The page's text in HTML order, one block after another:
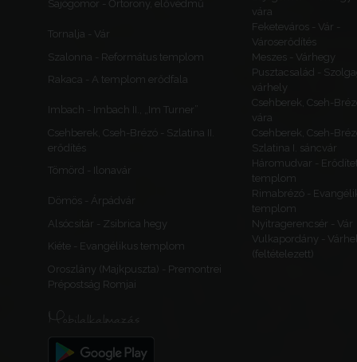
Sajógömör - Őrtorony, elővédmű
vára
Tornalja - Vár
Feketeváros - Vár -
Városerődítés
Szalonna - Református templom
Meszes - Várhegy
Rakaca - A templom erődfala
Pusztacsalád -
várhely
Imbach - Imbach II., „Im Turner”
Csehberek, Cseh-
vára
Csehberek, Cseh-Brézó - Szlatina II.
erődítés
Csehberek, Cseh-
Szlatina I. sáncvár
Tömörd - Ilonavár
Háromudvar -
templom
Dömös - Árpádvár
Rimabrézó -
templom
Alsócsitár - Zsibrica hegy
Nyitragerencsér - Vár
Kiéte - Evangélikus templom
Vulkapordány -
(feltételezett)
Oroszlány (Majkpuszta) - Premontrei
Prépostság Romjai
Mobilalkalmazás